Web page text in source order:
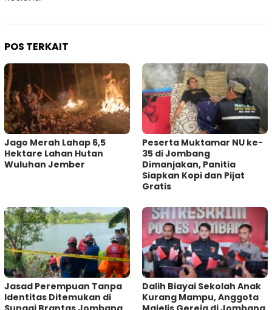
POS TERKAIT
Jago Merah Lahap 6,5
Hektare Lahan Hutan
Wuluhan Jember
Peserta Muktamar NU ke-
35 di Jombang
Dimanjakan, Panitia
Siapkan Kopi dan Pijat
Gratis
Jasad Perempuan Tanpa
Identitas Ditemukan di
Dalih Biayai Sekolah Anak
Kurang Mampu, Anggota